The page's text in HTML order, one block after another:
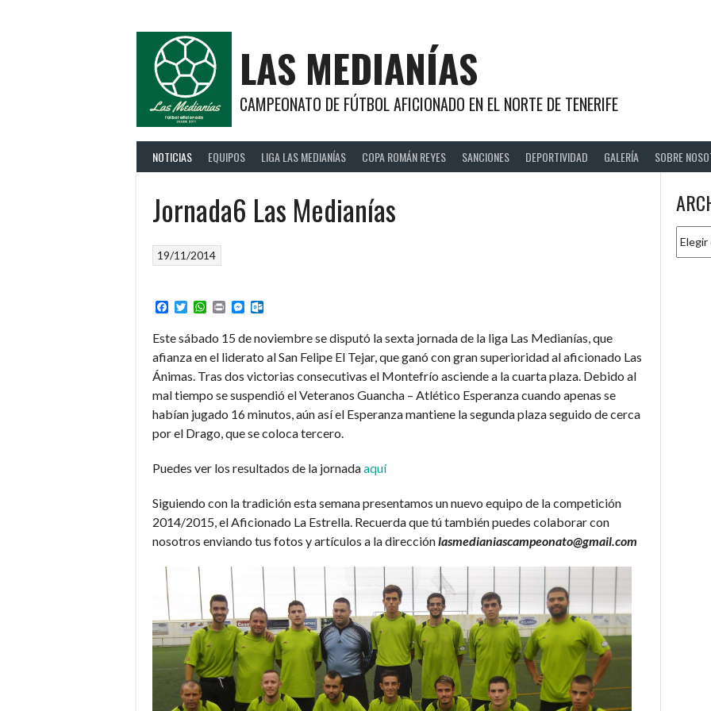
LAS MEDIANÍAS
CAMPEONATO DE FÚTBOL AFICIONADO EN EL NORTE DE TENERIFE
NOTICIAS EQUIPOS LIGA LAS MEDIANÍAS COPA ROMÁN REYES SANCIONES DEPORTIVIDAD GALERÍA SOBRE
Jornada6 Las Medianías
19/11/2014
Facebook
TwitterWhatsApp
PrintMessenger
Este sábado 15 de noviembre se disputó la sexta jornada de la liga Las Medianías, que
afianza en el liderato al San Felipe El Tejar, que ganó con gran superioridad al aficionado Las
Ánimas. Tras dos victorias consecutivas el Montefrío asciende a la cuarta plaza. Debido al
mal tiempo se suspendió el Veteranos Guancha – Atlético Esperanza cuando apenas se
habían jugado 16 minutos, aún así el Esperanza mantiene la segunda plaza seguido de cerca
por el Drago, que se coloca tercero.
Puedes ver los resultados de la jornadaaquí
Siguiendo con la tradición esta semana presentamos un nuevo equipo de la competición
2014/2015, el Aficionado La Estrella. Recuerda que tú también puedes colaborar con
nosotros enviando tus fotos y artículos a la direcciónlasmedianiascampeonato@gmail.com